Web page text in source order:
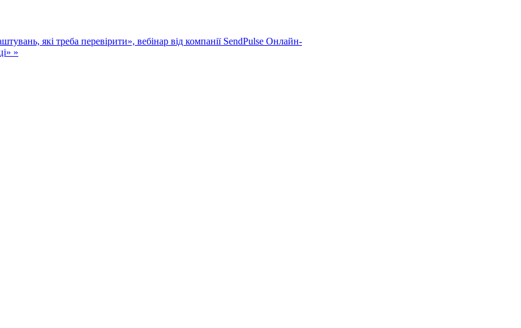
які треба перевірити», вебінар від компанії SendPulse Онлайн-
»